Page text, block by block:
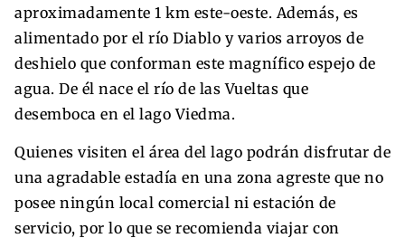
aproximadamente 1 km este-oeste. Además, es
alimentado por el río Diablo y varios arroyos de
deshielo que conforman este magnífico espejo de
agua. De él nace el río de las Vueltas que
desemboca en el lago Viedma.
Quienes visiten el área del lago podrán disfrutar de
una agradable estadía en una zona agreste que no
posee ningún local comercial ni estación de
servicio, por lo que se recomienda viajar con